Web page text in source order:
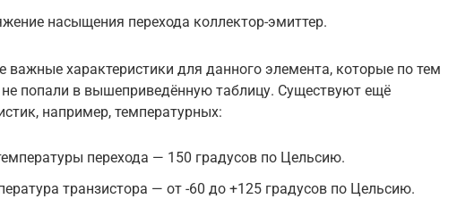
насыщения перехода коллектор-эмиттер.
важные характеристики для данного элемента, которые по тем
попали в вышеприведённую таблицу. Существуют ещё
например, температурных:
перехода — 150 градусов по Цельсию.
транзистора — от -60 до +125 градусов по Цельсию.